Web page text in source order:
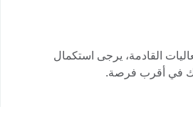
القادمة، يرجى استكمال
في أقرب فرصة.